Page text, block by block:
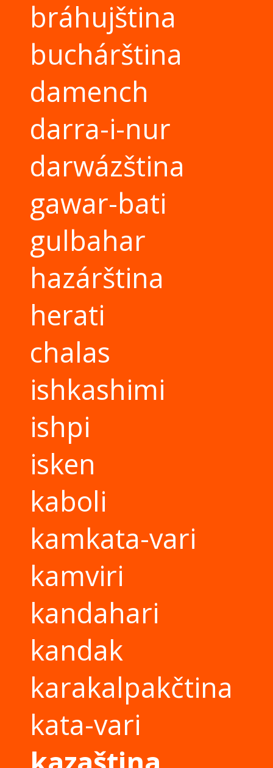
bráhujština
buchárština
damench
darra-i-nur
darwázština
gawar-bati
gulbahar
hazárština
herati
chalas
ishkashimi
ishpi
isken
kaboli
kamkata-vari
kamviri
kandahari
kandak
karakalpakčtina
kata-vari